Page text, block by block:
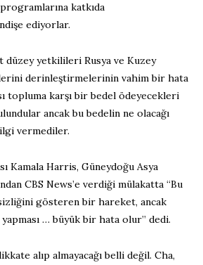
katkıda
ediyorlar.
düzey yetkilileri Rusya ve Kuzey
derinleştirmelerinin vahim bir hata
topluma karşı bir bedel ödeyecekleri
ancak bu bedelin ne olacağı
vermediler.
Kamala Harris, Güneydoğu Asya
CBS News’e verdiği mülakatta “Bu
gösteren bir hareket, ancak
… büyük bir hata olur” dedi.
alıp almayacağı belli değil. Cha,